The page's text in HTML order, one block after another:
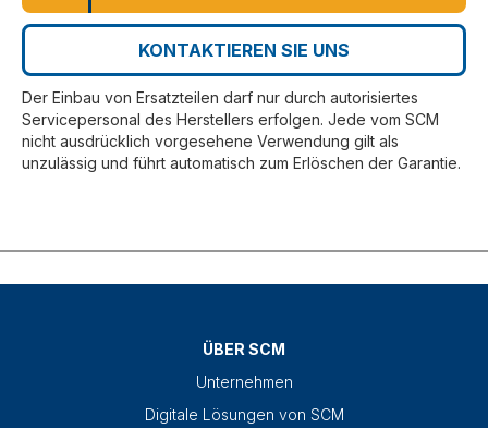
KONTAKTIEREN SIE UNS
Der Einbau von Ersatzteilen darf nur durch autorisiertes
Servicepersonal des Herstellers erfolgen. Jede vom SCM
nicht ausdrücklich vorgesehene Verwendung gilt als
unzulässig und führt automatisch zum Erlöschen der Garantie.
ÜBER SCM
Unternehmen
Digitale Lösungen von SCM